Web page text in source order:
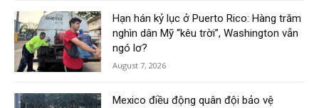
Hạn hán kỷ lục ở Puerto Rico: Hàng trăm
nghìn dân Mỹ “kêu trời”, Washington vẫn
ngó lơ?
August 7, 2026
Mexico điều động quân đội bảo vệ